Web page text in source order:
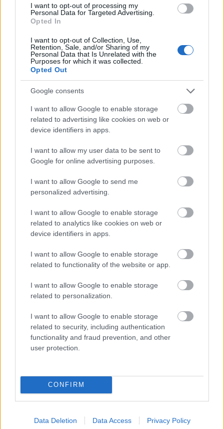
I want to opt-out of processing my
Personal Data for Targeted Advertising.
Opted In
I want to opt-out of Collection, Use,
Retention, Sale, and/or Sharing of my
Personal Data that Is Unrelated with the
Purposes for which it was collected.
Opted Out
Google consents
I want to allow Google to enable storage
related to advertising like cookies on web or
device identifiers in apps.
I want to allow my user data to be sent to
Google for online advertising purposes.
I want to allow Google to send me
personalized advertising.
I want to allow Google to enable storage
related to analytics like cookies on web or
device identifiers in apps.
I want to allow Google to enable storage
related to functionality of the website or app.
I want to allow Google to enable storage
related to personalization.
I want to allow Google to enable storage
related to security, including authentication
functionality and fraud prevention, and other
user protection.
CONFIRM
Data Deletion Data Access Privacy Policy
A Budapest Design Week-en mutatta
be új kollekcióját a magyar tervező,
akinek ruhái már Los Angelesben is
elérhetőek
DIVAT
márka, 2026-os kollekciójuk maga a
valóra vált álom